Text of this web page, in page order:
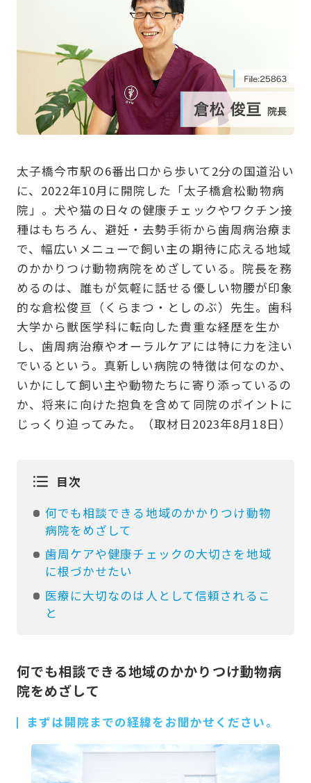
太子橋今市駅の6番出口から歩いて2分の国道沿い
に、2022年10月に開院した「太子橋倉松動物病
院」。犬や猫の日々の健康チェックやワクチン接
種はもちろん、避妊・去勢手術から歯周病治療ま
で、幅広いメニューで飼い主の期待に応える地域
のかかりつけ動物病院をめざしている。院長を務
めるのは、誰もが気軽に話せる優しい物腰が印象
的な倉松俊亘（くらまつ・としのぶ）先生。歯科
大学から獣医学科に転向した貴重な経歴を生か
し、歯周病治療やオーラルケアには特に力を注い
でいるという。真新しい病院の特徴は何なのか、
いかにして飼い主や動物たちに寄り添っているの
か、将来に向けた抱負を含めて同院のポイントに
じっくり迫ってみた。（取材日2023年8月18日）
目次
何でも相談できる地域のかかりつけ動物
病院をめざして
歯周ケアや健康チェックの大切さを地域
に根づかせたい
医療に大切なのは人として信頼されるこ
と
何でも相談できる地域のかかりつけ動物病
院をめざして
まずは開院までの経緯をお聞かせください。